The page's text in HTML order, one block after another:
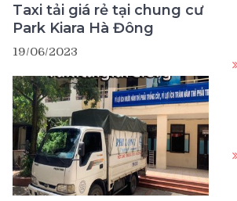
Taxi tải giá rẻ tại chung cư
Park Kiara Hà Đông
19/06/2023